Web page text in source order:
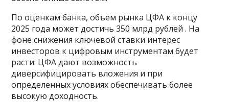
По оценкам банка, объем рынка ЦФА к концу
2025 года может достичь 350 млрд рублей . На
фоне снижения ключевой ставки интерес
инвесторов к цифровым инструментам будет
расти: ЦФА дают возможность
диверсифицировать вложения и при
определенных условиях обеспечивать более
высокую доходность.